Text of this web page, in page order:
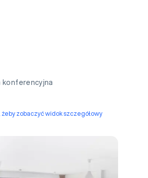
konferencyjna
zobaczyć widok szczegółowy